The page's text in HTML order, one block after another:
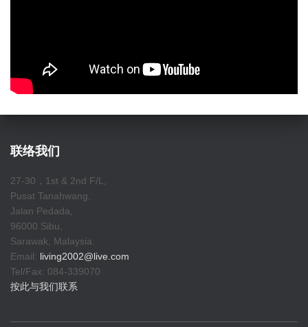
联络我们
27-30，1st & 2nd F/L,
Pusat Tanahwang,
Jalan Pedada,
96000 Sibu,
Sarawak, Malaysia.
Email: living2002@live.com
Tel/Fax: 084-339070
按此与我们联系